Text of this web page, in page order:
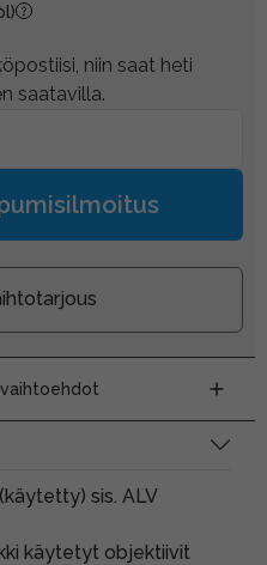
niin saat heti
saatavilla.
sis. ALV
käytetyt objektiivit